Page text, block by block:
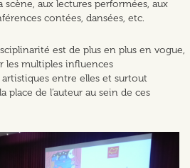
scène, aux lectures performées, aux
contées, dansées, etc.
est de plus en plus en vogue,
les multiples influences
entre elles et surtout
place de l’auteur au sein de ces